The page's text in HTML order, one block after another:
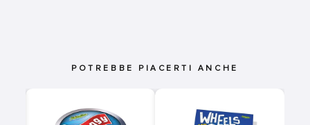
POTREBBE PIACERTI ANCHE